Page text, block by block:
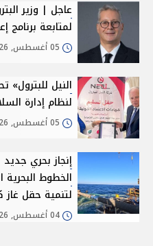
عاجل | وزير
لمتابعة برنامج
لنظام إدارة
الخطوط البحرية
لتنمية حقل